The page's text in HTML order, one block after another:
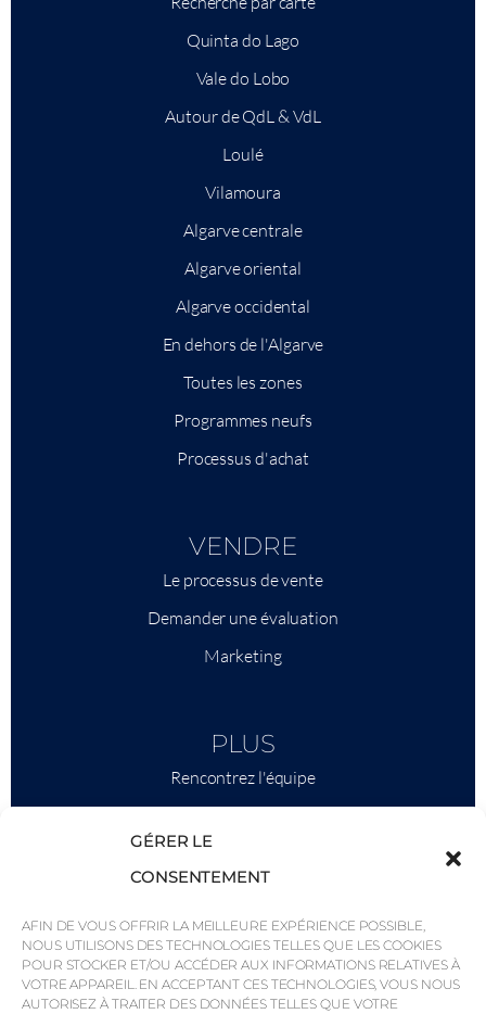
GÉRER LE
CONSENTEMENT
AFIN DE VOUS OFFRIR LA MEILLEURE EXPÉRIENCE POSSIBLE,
NOUS UTILISONS DES TECHNOLOGIES TELLES QUE LES COOKIES
POUR STOCKER ET/OU ACCÉDER AUX INFORMATIONS RELATIVES À
VOTRE APPAREIL. EN ACCEPTANT CES TECHNOLOGIES, VOUS NOUS
AUTORISEZ À TRAITER DES DONNÉES TELLES QUE VOTRE
Quinta do Lago
Vale do Lobo
Autour de QdL & VdL
Loulé
Vilamoura
Algarve centrale
Algarve oriental
Algarve occidental
En dehors de l'Algarve
Toutes les zones
Programmes neufs
Processus d'achat
VENDRE
Le processus de vente
Demander une évaluation
Marketing
PLUS
Rencontrez l'équipe
Pourquoi QP Savills ?
Actualités et événements
Cartes de la région